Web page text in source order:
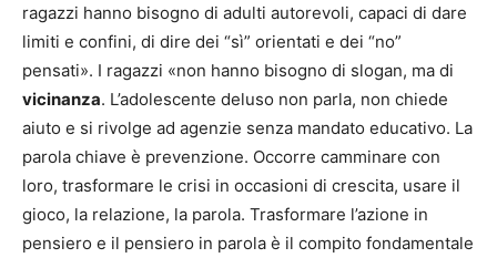
ragazzi hanno bisogno di adulti autorevoli, capaci di dare
limiti e confini, di dire dei “sì” orientati e dei “no”
pensati». I ragazzi «non hanno bisogno di slogan, ma di
vicinanza. L’adolescente deluso non parla, non chiede
aiuto e si rivolge ad agenzie senza mandato educativo. La
parola chiave è prevenzione. Occorre camminare con
loro, trasformare le crisi in occasioni di crescita, usare il
gioco, la relazione, la parola. Trasformare l’azione in
pensiero e il pensiero in parola è il compito fondamentale